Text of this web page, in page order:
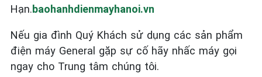
Hạn.baohanhdienmayhanoi.vn
Nếu gia đình Quý Khách sử dụng các sản phẩm
điện máy General gặp sự cố hãy nhấc máy gọi
ngay cho Trung tâm chúng tôi.